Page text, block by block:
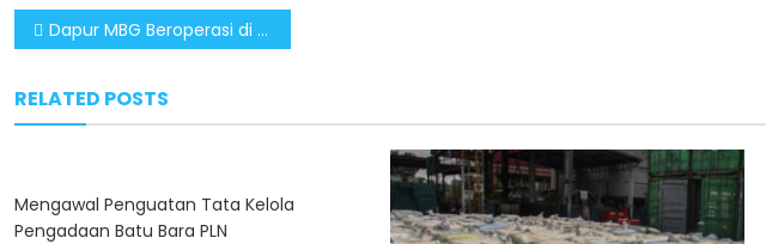
Post
Dapur MBG Beroperasi di 38 Provinsi, Sediakan Makan Sehat untuk Puluhan Juta Anak
RELATED POSTS
Mengawal Penguatan Tata Kelola
Pengadaan Batu Bara PLN